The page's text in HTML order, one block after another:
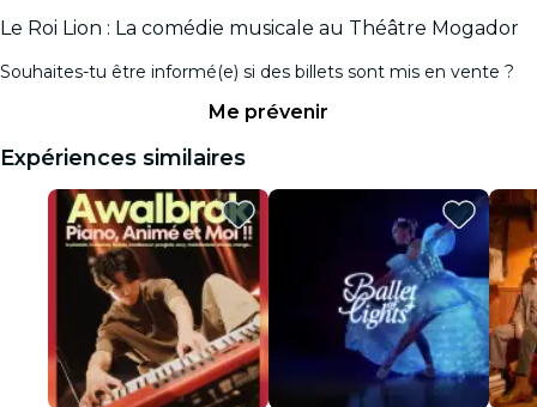
Le Roi Lion : La comédie musicale au Théâtre Mogador
Souhaites-tu être informé(e) si des billets sont mis en vente ?
Me prévenir
Expériences similaires